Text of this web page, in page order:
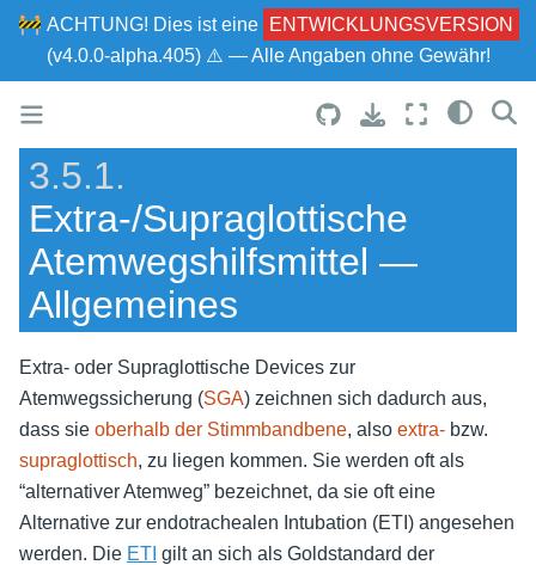
🚧 ACHTUNG! Dies ist eine
ENTWICKLUNGSVERSION
(v4.0.0-alpha.405) ⚠ — Alle Angaben ohne Gewähr!
3.5.1.
Extra-/Supraglottische
Atemwegshilfsmittel —
Allgemeines
Extra- oder Supraglottische Devices zur
Atemwegssicherung (SGA) zeichnen sich dadurch aus,
dass sie oberhalb der Stimmbandbene, also extra- bzw.
supraglottisch, zu liegen kommen. Sie werden oft als
“alternativer Atemweg” bezeichnet, da sie oft eine
Alternative zur endotrachealen Intubation (ETI) angesehen
werden. Die ETI gilt an sich als Goldstandard der